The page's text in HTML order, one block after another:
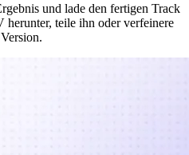
und lade den fertigen Track
herunter, teile ihn oder verfeinere